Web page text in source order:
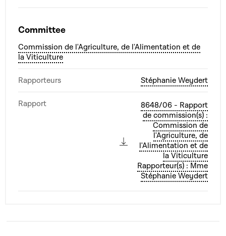
Committee
Commission de l'Agriculture, de l'Alimentation et de
la Viticulture
Rapporteurs Stéphanie Weydert
Rapport
8648/06 - Rapport
de commission(s) :
Commission de
l'Agriculture, de
l'Alimentation et de
la Viticulture
Rapporteur(s) : Mme
Stéphanie Weydert